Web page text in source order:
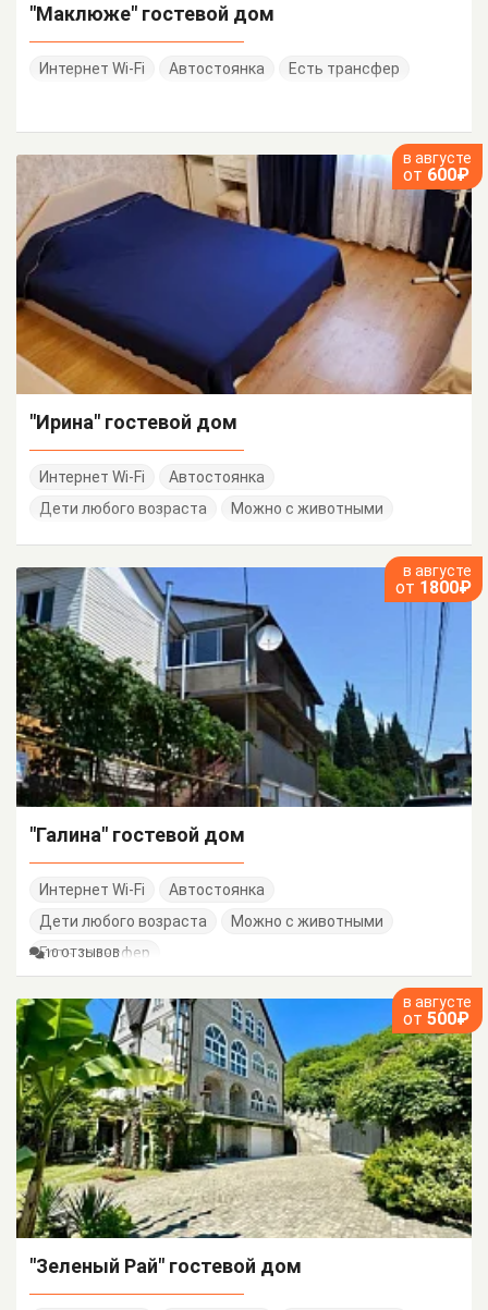
"Маклюже" гостевой дом
Интернет Wi-Fi Автостоянка Есть трансфер
в августе
от 600₽
"Ирина" гостевой дом
Интернет Wi-Fi
Автостоянка
Дети любого возраста
Можно с животными
в августе
от 1800₽
"Галина" гостевой дом
Интернет Wi-Fi
Автостоянка
Дети любого возраста
Можно с животными
Есть трансфер
10 ОТЗЫВОВ
в августе
от 500₽
"Зеленый Рай" гостевой дом